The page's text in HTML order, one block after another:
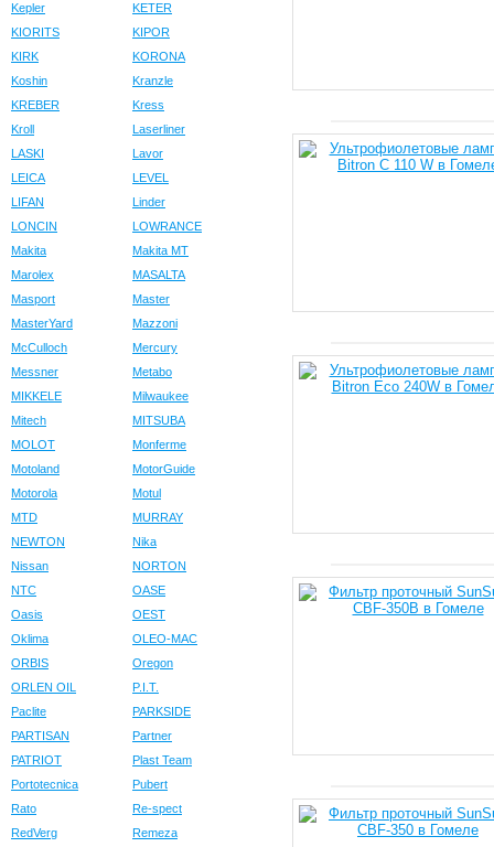
Kepler
KETER
KIORITS
KIPOR
KIRK
KORONA
Koshin
Kranzle
KREBER
Kress
Kroll
Laserliner
LASKI
Lavor
LEICA
LEVEL
LIFAN
Linder
LONCIN
LOWRANCE
Makita
Makita MT
Marolex
MASALTA
Masport
Master
MasterYard
Mazzoni
McCulloch
Mercury
Messner
Metabo
MIKKELE
Milwaukee
Mitech
MITSUBA
MOLOT
Monferme
Motoland
MotorGuide
Motorola
Motul
MTD
MURRAY
NEWTON
Nika
Nissan
NORTON
NTC
OASE
Oasis
OEST
Oklima
OLEO-MAC
ORBIS
Oregon
ORLEN OIL
P.I.T.
Paclite
PARKSIDE
PARTISAN
Partner
PATRIOT
Plast Team
Portotecnica
Pubert
Rato
Re-spect
RedVerg
Remeza